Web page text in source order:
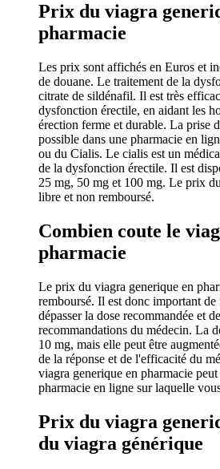
Prix du viagra
pharmacie
Les prix sont affichés en Euros et
de douane. Le traitement de la
citrate de sildénafil. Il est très
dysfonction érectile, en aidant les
érection ferme et durable. La prise
possible dans une pharmacie en
ou du Cialis. Le cialis est un
de la dysfonction érectile. Il est
25 mg, 50 mg et 100 mg. Le prix
libre et non remboursé.
Combien coute le
pharmacie
Le prix du viagra generique en
remboursé. Il est donc important de
dépasser la dose recommandée et
recommandations du médecin. La
10 mg, mais elle peut être
de la réponse et de l'efficacité du
viagra generique en pharmacie
pharmacie en ligne sur laquelle
Prix du viagra
du viagra générique